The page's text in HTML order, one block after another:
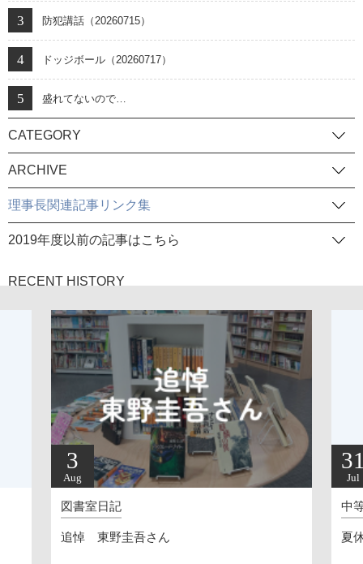
防犯講話（20260715）
ドッジボール（20260717）
盛れてないので…
CATEGORY
ARCHIVE
理事長関連記事リンク集
2019年度以前の記事はこちら
RECENT HISTORY
3
Aug
図書室日記
追悼 東野圭吾さん
Jul
中
夏